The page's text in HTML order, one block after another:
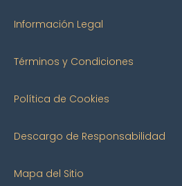
Información Legal
Términos y Condiciones
Política de Cookies
Descargo de Responsabilidad
Mapa del Sitio